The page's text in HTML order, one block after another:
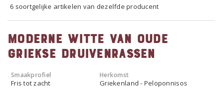
6 soortgelijke artikelen van dezelfde producent
Moderne witte van oude
Griekse druivenrassen
Smaakprofiel
Fris tot zacht
Herkomst
Griekenland - Peloponnisos